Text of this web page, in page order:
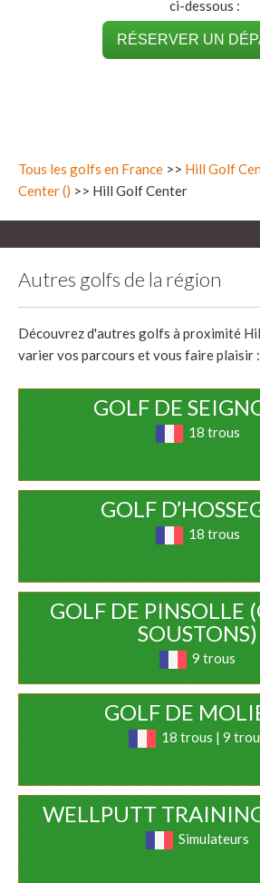
ci-dessous :
RÉSERVER UN
Tous les golfs en France >> Hill Golf
Center () >> Hill Golf Center
Autres golfs de la région
Découvrez d'autres golfs à proximité
varier vos parcours et vous faire plaisir :
GOLF DE
18 trous
GOLF
18 trous
GOLF DE PINSOLLE
SOUSTONS)
9 trous
GOLF DE
18 trous | 9
WELLPUTT
Simulateurs